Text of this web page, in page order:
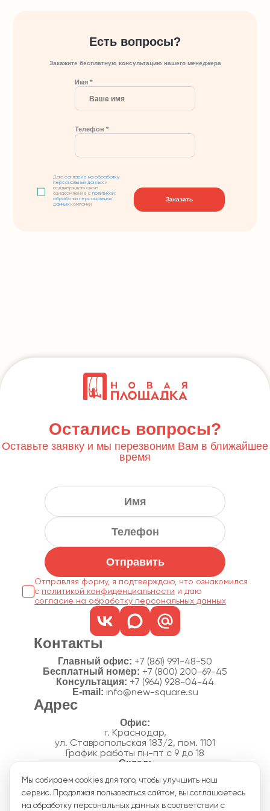
Есть вопросы?
Закажите бесплатную консультацию нашего менеджера
Имя *
Телефон *
Даюсогласие на обработку
персональных данных и
подтверждаю свое
ознакомление сполитикой
обработки персональных
данных компании
Заказать
Остались вопросы?
Оставьте заявку и мы перезвоним Вам в ближайшее
время
Отправить
Отправляя форму, я подтверждаю, что ознакомился
с политикой конфиденциальности
согласие на обработку персональных данных
Контакты
Главный офис: +7 (861) 991-48-50
Бесплатный номер: +7 (800) 200-69-45
Консультация: +7 (964) 928-04-44
E-mail: info@new-square.su
Адрес
г. Краснодар,
ул. Ставропольская 183/2, пом. 1101
График работы пн-пт с 9 до 18
п. Новознаменский, ул.Производственная, 15
График работы склада пн-пт с 8 до 18
Акции
Мы собираем cookies для того, чтобы улучшить наш
сервис. Продолжая пользоваться сайтом, вы соглашаетесь
на обработку персональных данных в соответствии с